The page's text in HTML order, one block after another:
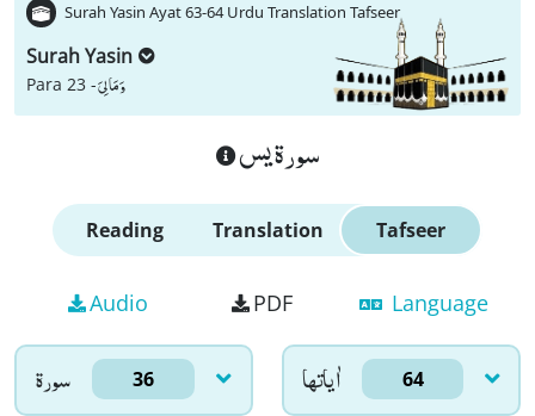
Surah Yasin Ayat 63-64 Urdu Translation Tafseer
Surah Yasin
Para 23 -وَ مَا لِیَ
سورة يس
Reading Translation Tafseer
Audio PDF Language
سورۃ 36 اٰياتها 64